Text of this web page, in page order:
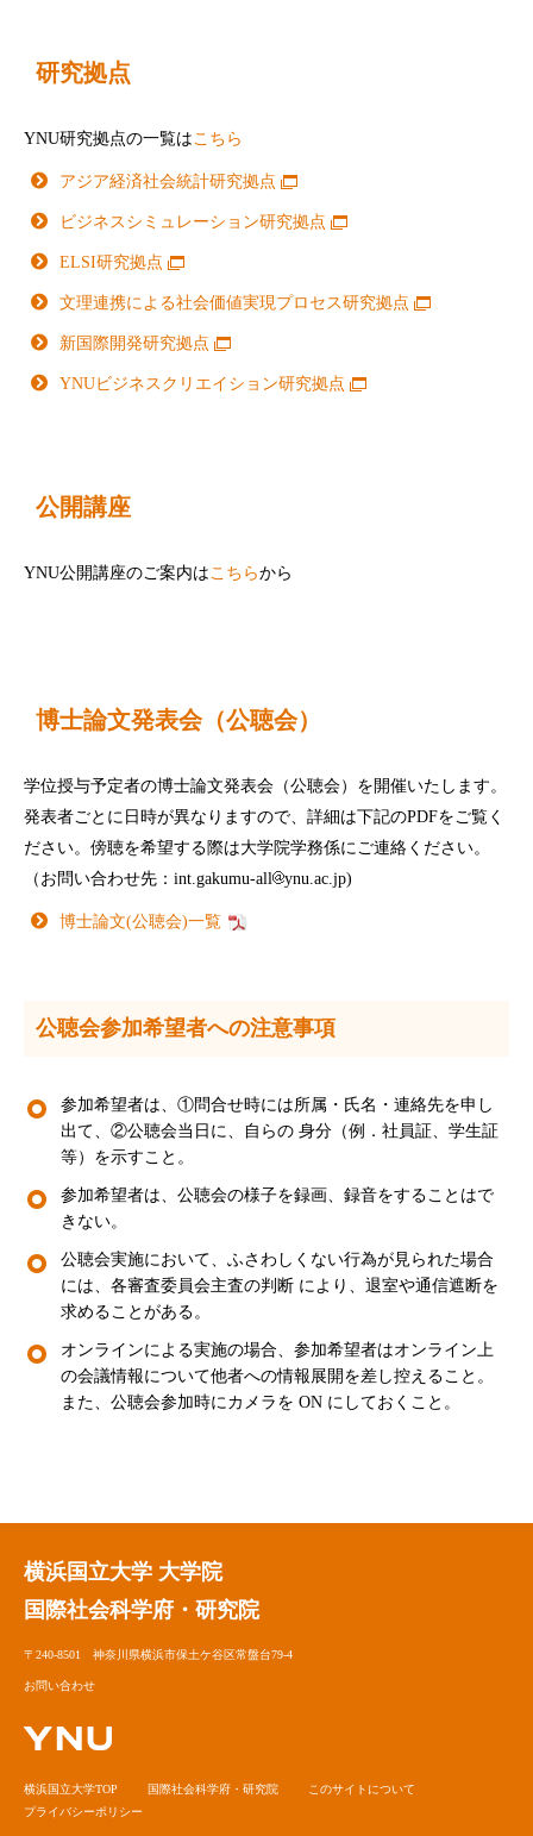
研究拠点
YNU研究拠点の一覧はこちら
アジア経済社会統計研究拠点
ビジネスシミュレーション研究拠点
ELSI研究拠点
文理連携による社会価値実現プロセス研究拠点
新国際開発研究拠点
YNUビジネスクリエイション研究拠点
公開講座
YNU公開講座のご案内はこちらから
博士論文発表会（公聴会）
学位授与予定者の博士論文発表会（公聴会）を開催いたします。
発表者ごとに日時が異なりますので、詳細は下記のPDFをご覧く
ださい。傍聴を希望する際は大学院学務係にご連絡ください。
（お問い合わせ先：int.gakumu-all
ynu.ac.jp)
博士論文(公聴会)一覧
公聴会参加希望者への注意事項
参加希望者は、①問合せ時には所属・氏名・連絡先を申し
出て、②公聴会当日に、自らの 身分（例．社員証、学生証
等）を示すこと。
参加希望者は、公聴会の様子を録画、録音をすることはで
きない。
公聴会実施において、ふさわしくない行為が見られた場合
には、各審査委員会主査の判断 により、退室や通信遮断を
求めることがある。
オンラインによる実施の場合、参加希望者はオンライン上
の会議情報について他者への情報展開を差し控えること。
また、公聴会参加時にカメラを ON にしておくこと。
横浜国立大学 大学院
国際社会科学府・研究院
〒240-8501 神奈川県横浜市保土ケ谷区常盤台79-4
お問い合わせ
横浜国立大学TOP 国際社会科学府・研究院
このサイトについて
プライバシーポリシー